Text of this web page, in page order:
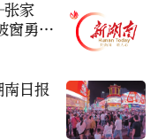
家
窗勇救
日报